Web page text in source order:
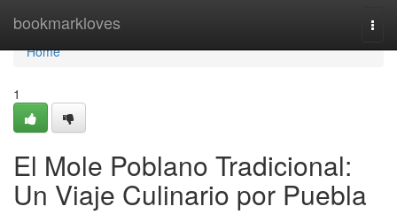
bookmarkloves
Home
Home
1
El Mole Poblano Tradicional:
Un Viaje Culinario por Puebla